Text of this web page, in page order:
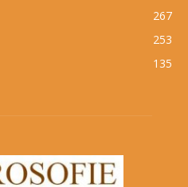
267
253
135